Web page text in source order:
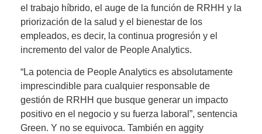
el trabajo híbrido, el auge de la función de RRHH y la
priorización de la salud y el bienestar de los
empleados, es decir, la continua progresión y el
incremento del valor de People Analytics.
“La potencia de People Analytics es absolutamente
imprescindible para cualquier responsable de
gestión de RRHH que busque generar un impacto
positivo en el negocio y su fuerza laboral”, sentencia
Green. Y no se equivoca. También en aggity